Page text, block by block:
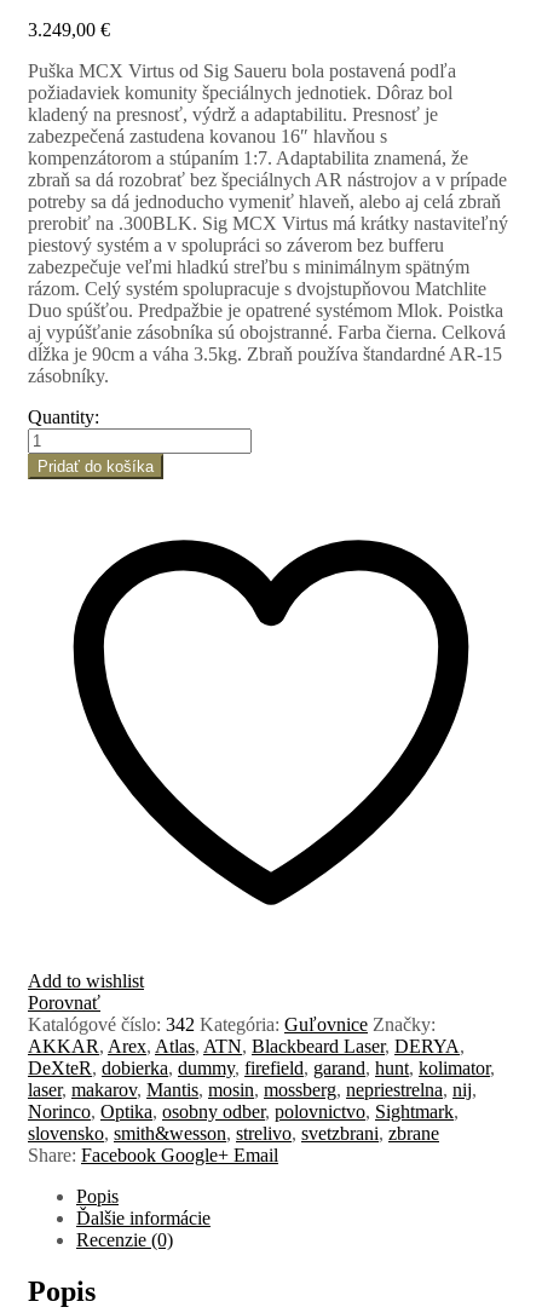
3.249,00 €
Puška MCX Virtus od Sig Saueru bola postavená podľa
požiadaviek komunity špeciálnych jednotiek. Dôraz bol
kladený na presnosť, výdrž a adaptabilitu. Presnosť je
zabezpečená zastudena kovanou 16″ hlavňou s
kompenzátorom a stúpaním 1:7. Adaptabilita znamená, že
zbraň sa dá rozobrať bez špeciálnych AR nástrojov a v prípade
potreby sa dá jednoducho vymeniť hlaveň, alebo aj celá zbraň
prerobiť na .300BLK. Sig MCX Virtus má krátky nastaviteľný
piestový systém a v spolupráci so záverom bez bufferu
zabezpečuje veľmi hladkú streľbu s minimálnym spätným
rázom. Celý systém spolupracuje s dvojstupňovou Matchlite
Duo spúšťou. Predpažbie je opatrené systémom Mlok. Poistka
aj vypúšťanie zásobníka sú obojstranné. Farba čierna. Celková
dĺžka je 90cm a váha 3.5kg. Zbraň používa štandardné AR-15
zásobníky.
Quantity:
Pridať do košíka
Add to wishlist
Porovnať
Katalógové číslo: 342 Kategória: Guľovnice Značky:
AKKAR, Arex, Atlas, ATN, Blackbeard Laser, DERYA,
DeXteR, dobierka, dummy, firefield, garand, hunt, kolimator,
laser, makarov, Mantis, mosin, mossberg, nepriestrelna, nij,
Norinco, Optika, osobny odber, polovnictvo, Sightmark,
slovensko, smith&wesson, strelivo, svetzbrani, zbrane
Share: Facebook Google+ Email
Popis
Ďalšie informácie
Recenzie (0)
Popis